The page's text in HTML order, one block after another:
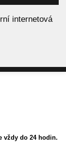
internetová
vždy do 24 hodin.